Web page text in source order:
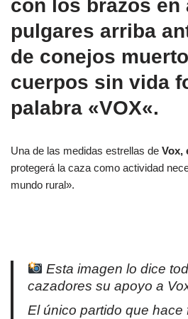
con los brazos en
pulgares arriba
de conejos
cuerpos sin vida
palabra «VOX«.
Una de las medidas estrellas de Vox,
protegerá la caza como actividad
mundo rural».
Esta imagen lo dice
cazadores su apoyo a
El único partido que hace